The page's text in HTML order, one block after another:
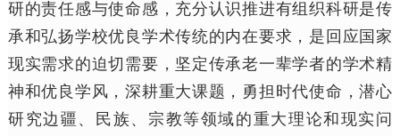
研的责任感与使命感，充分认识推进有组织科研是传
承和弘扬学校优良学术传统的内在要求，是回应国家
现实需求的迫切需要，坚定传承老一辈学者的学术精
神和优良学风，深耕重大课题，勇担时代使命，潜心
研究边疆、民族、宗教等领域的重大理论和现实问